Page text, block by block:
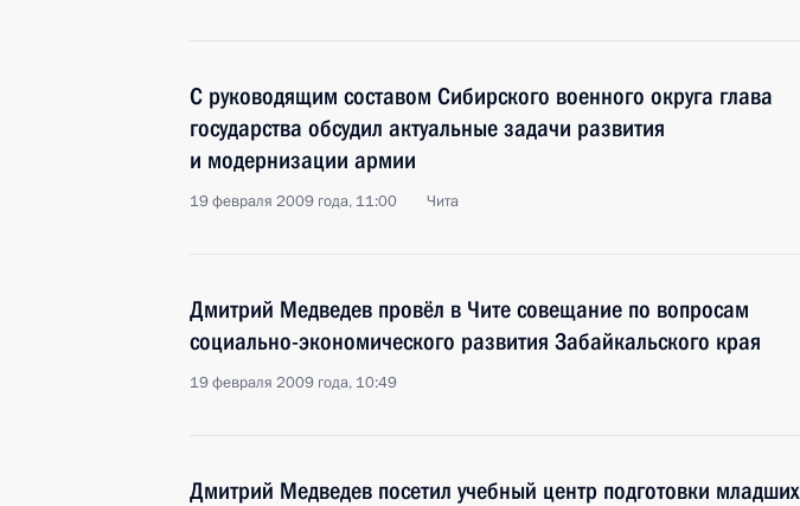
С руководящим составом Сибирского военного округа глава
государства обсудил актуальные задачи развития
и модернизации армии
19 февраля 2009 года, 11:00 Чита
Дмитрий Медведев провёл в Чите совещание по вопросам
социально-экономического развития Забайкальского края
19 февраля 2009 года, 10:49
Дмитрий Медведев посетил учебный центр подготовки младших